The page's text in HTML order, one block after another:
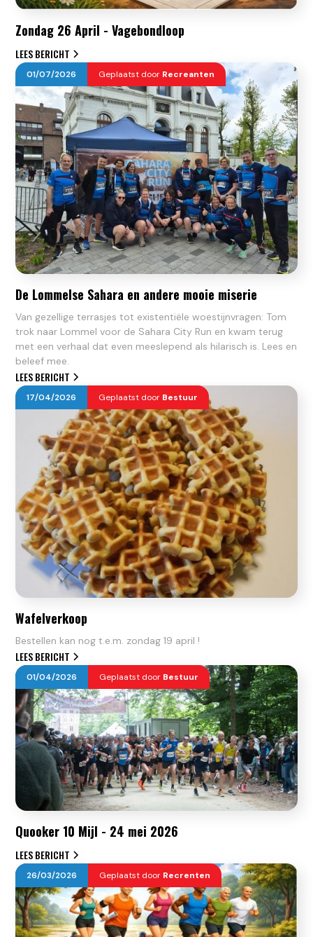
Zondag 26 April - Vagebondloop
LEES BERICHT
01/07/2026 Geplaatst door Recreanten
De Lommelse Sahara en andere mooie miserie
Van gezellige terrasjes tot existentiële woestijnvragen: Tom
trok naar Lommel voor de Sahara City Run en kwam terug
met een verhaal dat even meeslepend als hilarisch is. Lees en
beleef mee.
LEES BERICHT
17/04/2026 Geplaatst door Bestuur
Wafelverkoop
Bestellen kan nog t.e.m. zondag 19 april !
LEES BERICHT
01/04/2026 Geplaatst door Bestuur
Quooker 10 Mijl - 24 mei 2026
LEES BERICHT
26/03/2026 Geplaatst door Recrenten